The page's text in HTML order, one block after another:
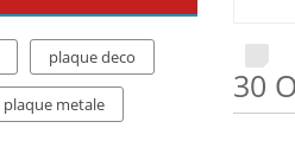
plaque deco
plaque metale 30